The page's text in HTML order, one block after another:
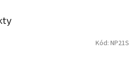
Kód: NP21S